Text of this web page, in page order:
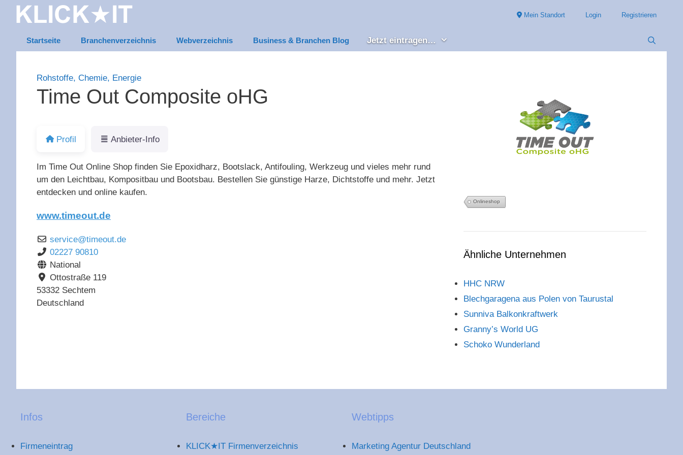
Inhalt
Mein Standort Login Registrieren
Startseite Branchenverzeichnis Webverzeichnis Business & Branchen Blog Jetzt eintragen…
Rohstoffe, Chemie, Energie
Time Out Composite oHG
Profil Anbieter-Info
Im Time Out Online Shop finden Sie Epoxidharz, Bootslack, Antifouling, Werkzeug und vieles mehr rund
um den Leichtbau, Kompositbau und Bootsbau. Bestellen Sie günstige Harze, Dichtstoffe und mehr. Jetzt
entdecken und online kaufen.
www.timeout.de
service@timeout.de
02227 90810
National
Ottostraße 119
53332 Sechtem
Deutschland
Onlineshop
Ähnliche Unternehmen
HHC NRW
Blechgaragena aus Polen von Taurustal
Sunniva Balkonkraftwerk
Granny’s World UG
Schoko Wunderland
Infos
Firmeneintrag
Bereiche
KLICK★IT Firmenverzeichnis
Webtipps
Marketing Agentur Deutschland